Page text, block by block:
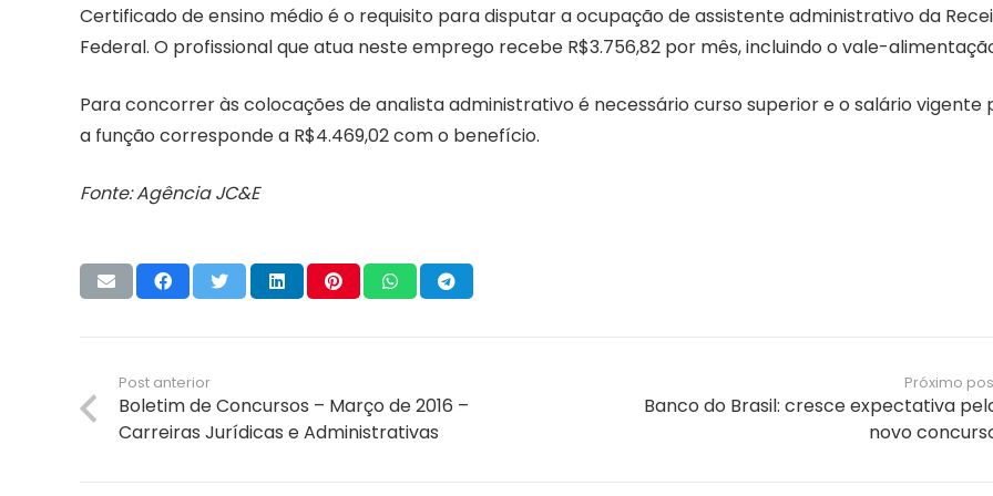
Certificado de ensino médio é o requisito para disputar a ocupação de assistente administrativo da
Federal. O profissional que atua neste emprego recebe R$3.756,82 por mês, incluindo o vale-
Para concorrer às colocações de analista administrativo é necessário curso superior e o salário vigente
a função corresponde a R$4.469,02 com o benefício.
Fonte: Agência JC&E
Post anterior
Boletim de Concursos – Março de 2016 –
Carreiras Jurídicas e Administrativas
Próximo
Banco do Brasil: cresce expectativa
novo
Notícias e Informações sobre
Concursos Públicos